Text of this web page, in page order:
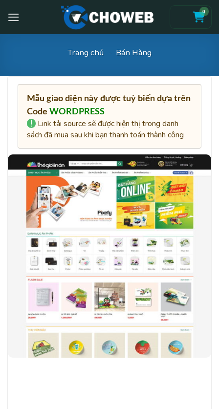
0
Trang chủ - Bán Hàng
Mẫu giao diện này được tuỳ biến dựa trên
CodeWORDPRESS
Link tải source sẽ được hiện thị trong danh
sách đã mua sau khi bạn thanh toán thành công